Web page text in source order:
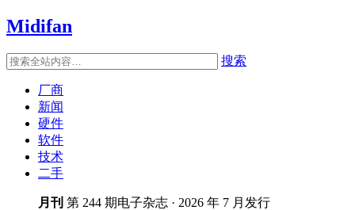
Midifan
搜索
厂商
新闻
硬件
软件
技术
二手
月刊 第 244 期电子杂志 · 2026 年 7 月发行